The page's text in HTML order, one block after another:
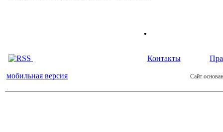
.
Контакты
мобильная версия Сайт